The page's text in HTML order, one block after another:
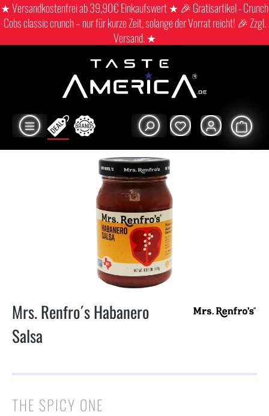
★ Versandkostenfrei ab 39,90€ Einkaufswert ★ 🎉 Gratisartikel - Crunch
Cobs classic crunch – nur für kurze Zeit, solange der Vorrat reicht! 🎉 Zzgl.
Versand. ★
Shop Movie time
Mrs. Renfro´s Habanero
Salsa
THE SPICY ONE